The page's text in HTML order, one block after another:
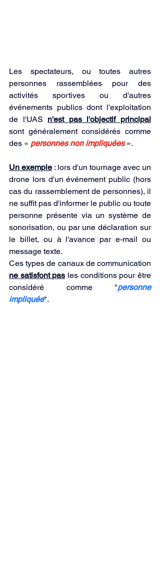
Les spectateurs, ou toutes autres
personnes rassemblées pour des
activités sportives ou d'autres
événements publics dont l'exploitation
de l'UAS n'est pas l'objectif principal
sont généralement considérés comme
des « personnes non impliquées ».
Un exemple : lors d'un tournage avec un
drone lors d'un événement public (hors
cas du rassemblement de personnes), il
ne suffit pas d'informer le public ou toute
personne présente via un système de
sonorisation, ou par une déclaration sur
le billet, ou à l'avance par e-mail ou
message texte.
ne satisfont pas les conditions pour être
considéré comme "personne
impliquée".